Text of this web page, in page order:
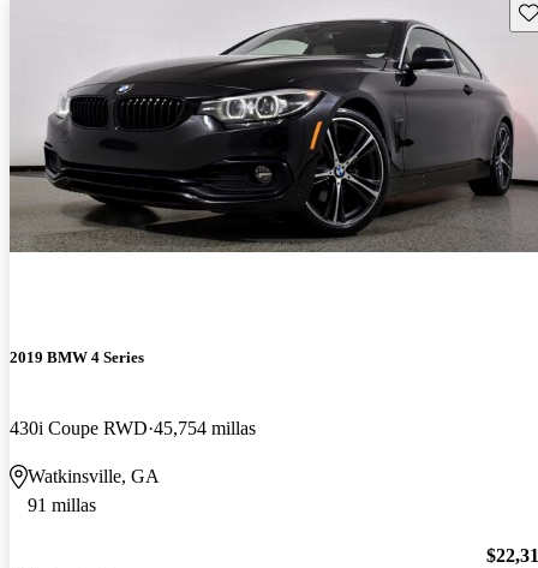
2019 BMW 4 Series
430i Coupe RWD 45,754 millas
Watkinsville, GA
91 millas